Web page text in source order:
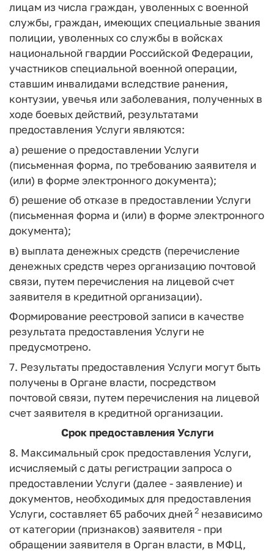
лицам из числа граждан, уволенных с военной
службы, граждан, имеющих специальные звания
полиции, уволенных со службы в войсках
национальной гвардии Российской Федерации,
участников специальной военной операции,
ставшим инвалидами вследствие ранения,
контузии, увечья или заболевания, полученных в
ходе боевых действий, результатами
предоставления Услуги являются:
а) решение о предоставлении Услуги
(письменная форма, по требованию заявителя и
(или) в форме электронного документа);
б) решение об отказе в предоставлении Услуги
(письменная форма и (или) в форме электронного
документа);
в) выплата денежных средств (перечисление
денежных средств через организацию почтовой
связи, путем перечисления на лицевой счет
заявителя в кредитной организации).
Формирование реестровой записи в качестве
результата предоставления Услуги не
предусмотрено.
7. Результаты предоставления Услуги могут быть
получены в Органе власти, посредством
почтовой связи, путем перечисления на лицевой
счет заявителя в кредитной организации.
Срок предоставления Услуги
8. Максимальный срок предоставления Услуги,
исчисляемый с даты регистрации запроса о
предоставлении Услуги (далее - заявление) и
документов, необходимых для предоставления
Услуги, составляет 65 рабочих дней 2 независимо
от категории (признаков) заявителя - при
обращении заявителя в Орган власти, в МФЦ,